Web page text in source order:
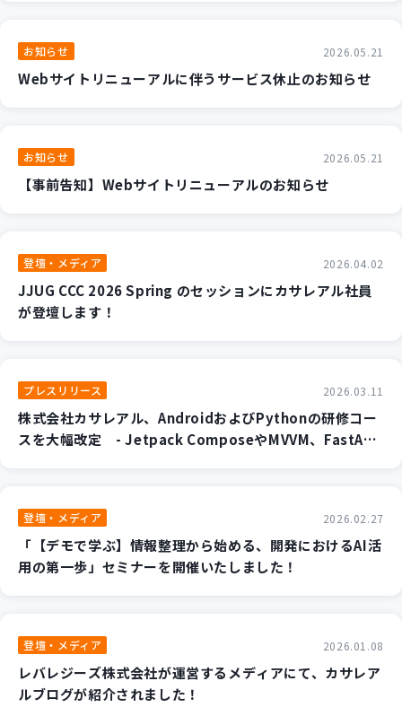
お知らせ 2026.05.21
Webサイトリニューアルに伴うサービス休止のお知らせ
お知らせ 2026.05.21
【事前告知】Webサイトリニューアルのお知らせ
登壇・メディア 2026.04.02
JJUG CCC 2026 Spring のセッションにカサレアル社員
が登壇します！
プレスリリース 2026.03.11
株式会社カサレアル、AndroidおよびPythonの研修コー
スを大幅改定 - Jetpack ComposeやMVVM、FastAPI/
登壇・メディア 2026.02.27
「【デモで学ぶ】情報整理から始める、開発におけるAI活
用の第一歩」セミナーを開催いたしました！
登壇・メディア 2026.01.08
レバレジーズ株式会社が運営するメディアにて、カサレア
ルブログが紹介されました！